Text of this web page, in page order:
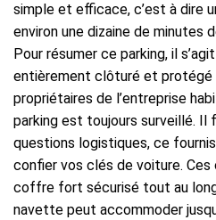
simple et efficace, c’est à dire
environ une dizaine de minutes
Pour résumer ce parking, il
entièrement clôturé et protégé
propriétaires de l’entreprise
parking est toujours surveillé. Il
questions logistiques, ce
confier vos clés de voiture.
coffre fort sécurisé tout au
navette peut accommoder